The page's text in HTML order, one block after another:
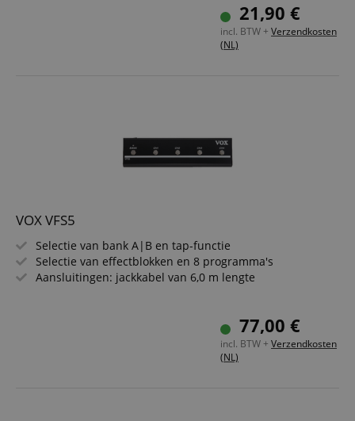
21,90 €
incl. BTW + Verzendkosten
(NL)
VOX VFS5
Selectie van bank A|B en tap-functie
Selectie van effectblokken en 8 programma's
Aansluitingen: jackkabel van 6,0 m lengte
77,00 €
incl. BTW + Verzendkosten
(NL)